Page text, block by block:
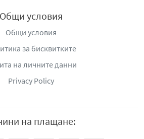
Общи условия
Общи условия
за бисквитките
на личните данни
Privacy Policy
на плащане: